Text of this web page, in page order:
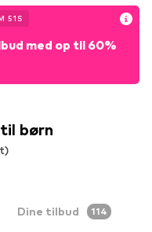
50 S
med op til 60%
børn
Dine tilbud 114